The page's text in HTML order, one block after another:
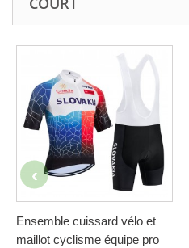
Ensemble cuissard vélo et
maillot cyclisme équipe pro